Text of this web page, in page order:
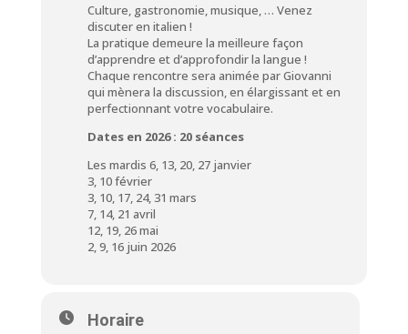
Culture, gastronomie, musique, … Venez
discuter en italien !
La pratique demeure la meilleure façon
d’apprendre et d’approfondir la langue !
Chaque rencontre sera animée par Giovanni
qui mènera la discussion, en élargissant et en
perfectionnant votre vocabulaire.
Dates en 2026 : 20 séances
Les mardis 6, 13, 20, 27 janvier
3, 10 février
3, 10, 17, 24, 31 mars
7, 14, 21 avril
12, 19, 26 mai
2, 9, 16 juin 2026
Horaire